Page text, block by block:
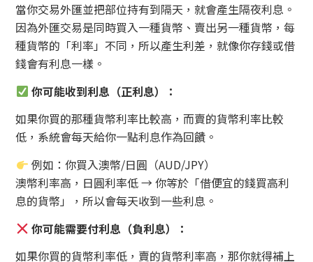
當你交易外匯並把部位持有到隔天，就會產生隔夜利息。
因為外匯交易是同時買入一種貨幣、賣出另一種貨幣，每
種貨幣的「利率」不同，所以產生利差，就像你存錢或借
錢會有利息一樣。
你可能收到利息（正利息）：
如果你買的那種貨幣利率比較高，而賣的貨幣利率比較
低，系統會每天給你一點利息作為回饋。
例如：你買入澳幣/日圓（AUD/JPY）
澳幣利率高，日圓利率低 → 你等於「借便宜的錢買高利
息的貨幣」，所以會每天收到一些利息。
你可能需要付利息（負利息）：
如果你買的貨幣利率低，賣的貨幣利率高，那你就得補上